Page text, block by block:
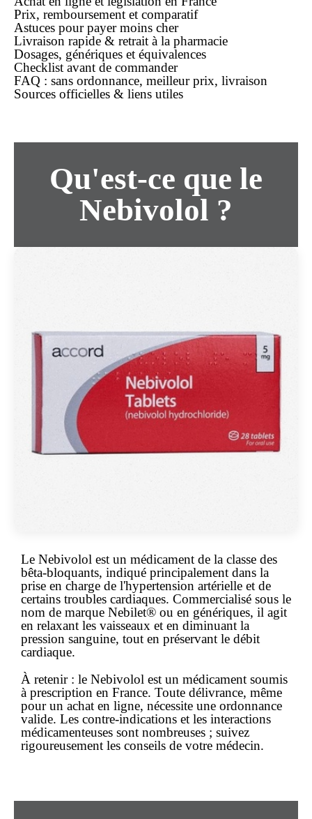
Prix, remboursement et comparatif
Astuces pour payer moins cher
Livraison rapide & retrait à la pharmacie
Dosages, génériques et équivalences
Checklist avant de commander
FAQ : sans ordonnance, meilleur prix, livraison
Sources officielles & liens utiles
Qu'est-ce que le
Nebivolol ?
Le Nebivolol est un médicament de la classe des
bêta-bloquants, indiqué principalement dans la
prise en charge de l'hypertension artérielle et de
certains troubles cardiaques. Commercialisé sous le
nom de marque Nebilet® ou en génériques, il agit
en relaxant les vaisseaux et en diminuant la
pression sanguine, tout en préservant le débit
cardiaque.
À retenir : le Nebivolol est un médicament soumis
à prescription en France. Toute délivrance, même
pour un achat en ligne, nécessite une ordonnance
valide. Les contre-indications et les interactions
médicamenteuses sont nombreuses ; suivez
rigoureusement les conseils de votre médecin.